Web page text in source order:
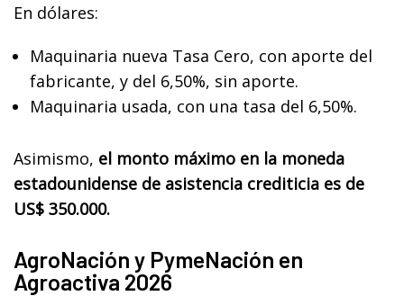
En dólares:
Maquinaria nueva Tasa Cero, con aporte del
fabricante, y del 6,50%, sin aporte.
Maquinaria usada, con una tasa del 6,50%.
Asimismo, el monto máximo en la moneda
estadounidense de asistencia crediticia es de
US$ 350.000.
AgroNación y PymeNación en
Agroactiva 2026